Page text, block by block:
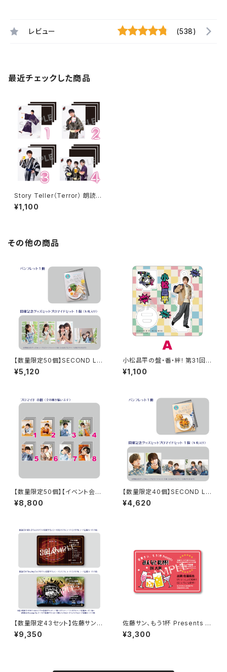
レビュー (538)
最近チェックした商品
Story Teller（Terror） 朗読・
怪談 2019.08 ブロマイド ※
ランダム販売
¥1,100
その他の商品
【数量限定50個】SECOND LIN
E Presents みんなに会いに行
くよ! 第46回 in 静岡 開催記念
¥5,120
小松昌平の盤・番・絆! 第31回、
第32回 アクリルスタンド A
¥1,100
【数量限定50個】【イベント会場
特典付き】SECOND LINE Pre
sents みんなに会いに行くよ!
¥8,800
【数量限定40個】SECOND LIN
E Presents みんなに会いに行
くよ! 第47回 in 静岡 開催記念
¥4,620
【数量限定43セット】佐藤サン、
もう1杯 Presents 佐藤サン、も
う1杯 公開録音イベント 2025.
¥9,350
佐藤サン、もう1杯 Presents み
んなに会いに行くよ！IN 大阪 乾
杯トーク音源「みんなと乾杯! IN
¥3,300